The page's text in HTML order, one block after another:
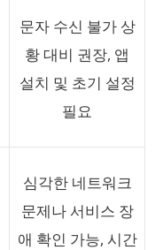
문자 수신 불가 상
황 대비 권장, 앱
설치 및 초기 설정
필요
심각한 네트워크
문제나 서비스 장
애 확인 가능, 시간